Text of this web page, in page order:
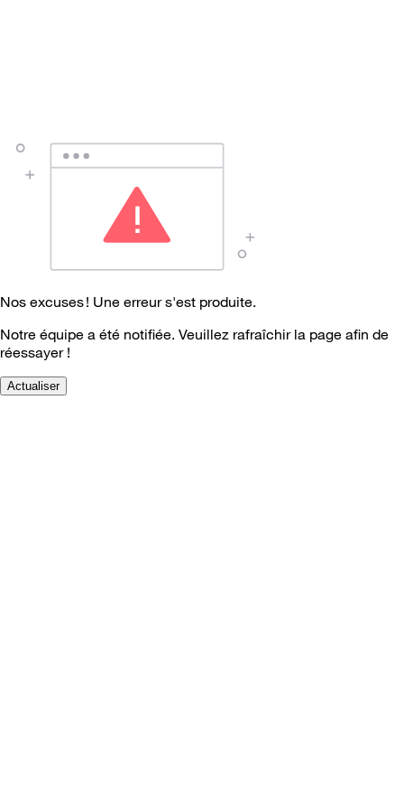
Nos excuses ! Une erreur s'est produite.
Notre équipe a été notifiée. Veuillez rafraîchir la page afin de
réessayer !
Actualiser